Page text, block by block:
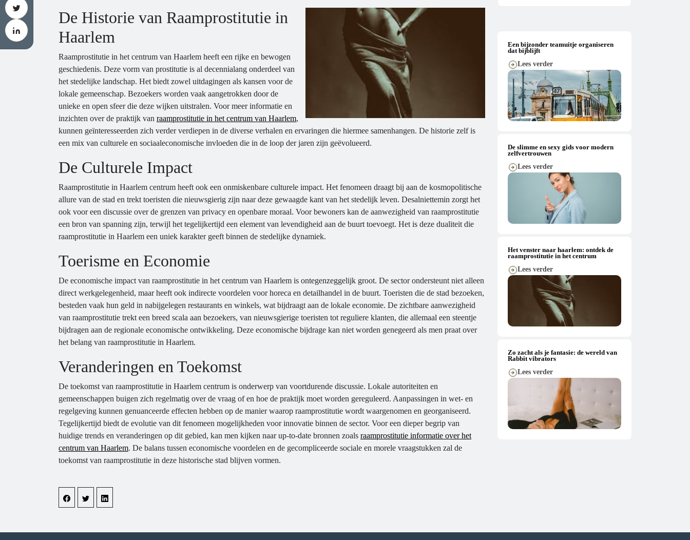
De Historie van Raamprostitutie in
Haarlem
Raamprostitutie in het centrum van Haarlem heeft een rijke en bewogen
geschiedenis. Deze vorm van prostitutie is al decennialang onderdeel van
het stedelijke landschap. Het biedt zowel uitdagingen als kansen voor de
lokale gemeenschap. Bezoekers worden vaak aangetrokken door de
unieke en open sfeer die deze wijken uitstralen. Voor meer informatie en
inzichten over de praktijk van raamprostitutie in het centrum van Haarlem,
kunnen geïnteresseerden zich verder verdiepen in de diverse verhalen en ervaringen die hiermee samenhangen. De historie zelf is
een mix van culturele en sociaaleconomische invloeden die in de loop der jaren zijn geëvolueerd.
De Culturele Impact
Raamprostitutie in Haarlem centrum heeft ook een onmiskenbare culturele impact. Het fenomeen draagt bij aan de kosmopolitische
allure van de stad en trekt toeristen die nieuwsgierig zijn naar deze gewaagde kant van het stedelijk leven. Desalniettemin zorgt het
ook voor een discussie over de grenzen van privacy en openbare moraal. Voor bewoners kan de aanwezigheid van raamprostitutie
een bron van spanning zijn, terwijl het tegelijkertijd een element van levendigheid aan de buurt toevoegt. Het is deze dualiteit die
raamprostitutie in Haarlem een uniek karakter geeft binnen de stedelijke dynamiek.
Toerisme en Economie
De economische impact van raamprostitutie in het centrum van Haarlem is ontegenzeggelijk groot. De sector ondersteunt niet alleen
direct werkgelegenheid, maar heeft ook indirecte voordelen voor horeca en detailhandel in de buurt. Toeristen die de stad bezoeken,
besteden vaak hun geld in nabijgelegen restaurants en winkels, wat bijdraagt aan de lokale economie. De zichtbare aanwezigheid
van raamprostitutie trekt een breed scala aan bezoekers, van nieuwsgierige toeristen tot reguliere klanten, die allemaal een steentje
bijdragen aan de regionale economische ontwikkeling. Deze economische bijdrage kan niet worden genegeerd als men praat over
het belang van raamprostitutie in Haarlem.
Veranderingen en Toekomst
De toekomst van raamprostitutie in Haarlem centrum is onderwerp van voortdurende discussie. Lokale autoriteiten en
gemeenschappen buigen zich regelmatig over de vraag of en hoe de praktijk moet worden gereguleerd. Aanpassingen in wet- en
regelgeving kunnen genuanceerde effecten hebben op de manier waarop raamprostitutie wordt waargenomen en georganiseerd.
Tegelijkertijd biedt de evolutie van dit fenomeen mogelijkheden voor innovatie binnen de sector. Voor een dieper begrip van
huidige trends en veranderingen op dit gebied, kan men kijken naar up-to-date bronnen zoals raamprostitutie informatie over het
centrum van Haarlem. De balans tussen economische voordelen en de gecompliceerde sociale en morele vraagstukken zal de
toekomst van raamprostitutie in deze historische stad blijven vormen.
Een bijzonder teamuitje organiseren
dat bijblijft
Lees verder
De slimme en sexy gids voor modern
zelfvertrouwen
Lees verder
Het venster naar haarlem: ontdek de
raamprostitutie in het centrum
Lees verder
Zo zacht als je fantasie: de wereld van
Rabbit vibrators
Lees verder